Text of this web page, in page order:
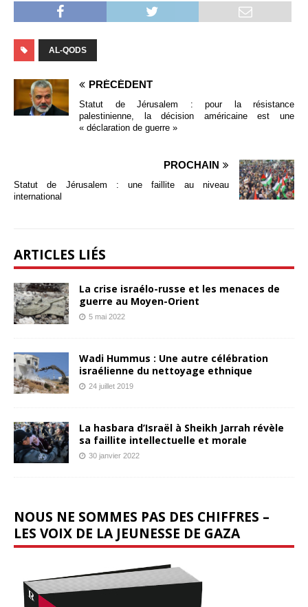
AL-QODS
PRÉCÉDENT
Statut de Jérusalem : pour la résistance
palestinienne, la décision américaine est une
« déclaration de guerre »
PROCHAIN
Statut de Jérusalem : une faillite au niveau
international
ARTICLES LIÉS
La crise israélo-russe et les menaces de
guerre au Moyen-Orient
5 mai 2022
Wadi Hummus : Une autre célébration
israélienne du nettoyage ethnique
24 juillet 2019
La hasbara d’Israël à Sheikh Jarrah révèle
sa faillite intellectuelle et morale
30 janvier 2022
NOUS NE SOMMES PAS DES CHIFFRES –
LES VOIX DE LA JEUNESSE DE GAZA